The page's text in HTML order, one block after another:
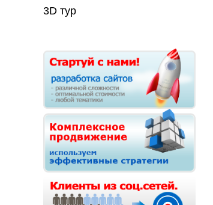
3D тур